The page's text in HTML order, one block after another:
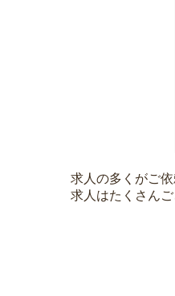
求人の多くがご
求人はたくさん